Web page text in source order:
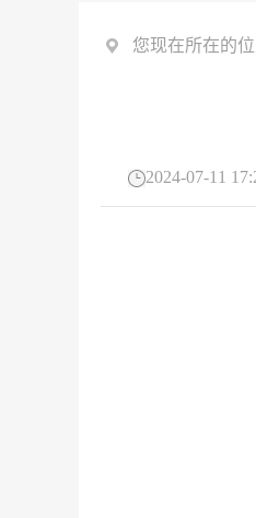
您现在所在的
2024-07-11